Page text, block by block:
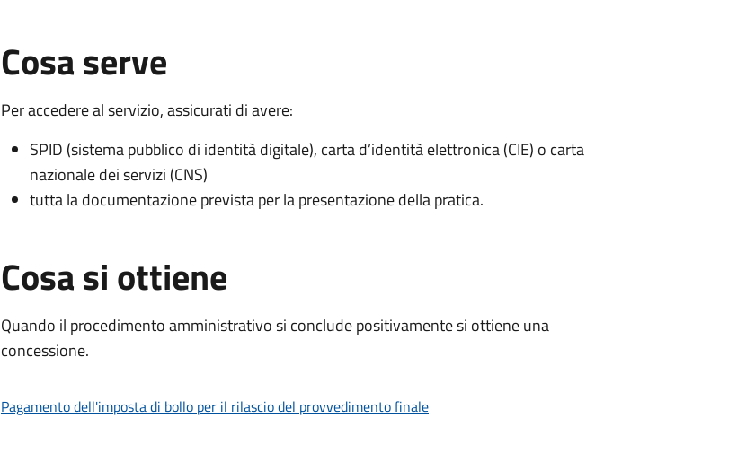
Cosa serve
Per accedere al servizio, assicurati di avere:
SPID (sistema pubblico di identità digitale), carta d’identità elettronica (CIE) o carta
nazionale dei servizi (CNS)
tutta la documentazione prevista per la presentazione della pratica.
Cosa si ottiene
Quando il procedimento amministrativo si conclude positivamente si ottiene una
concessione.
Pagamento dell'imposta di bollo per il rilascio del provvedimento finale